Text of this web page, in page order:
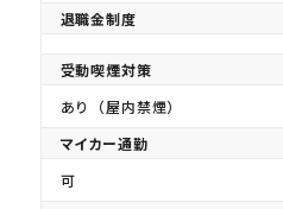
退職金制度
受動喫煙対策
あり（屋内禁煙）
マイカー通勤
可